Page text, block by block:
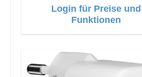
Login für Preise und
Funktionen